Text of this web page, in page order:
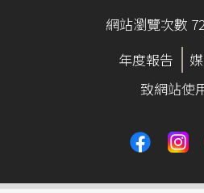
網站瀏覽次數
年度報告
致網站使